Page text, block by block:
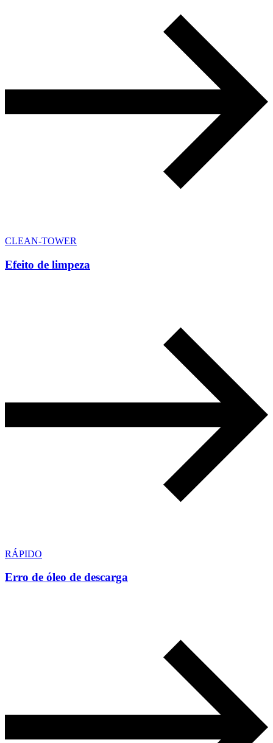
CLEAN-TOWER
Efeito de limpeza
RÁPIDO
Erro de óleo de descarga